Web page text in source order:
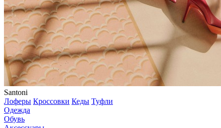
Santoni
Лоферы Кроссовки Кеды Туфли
Одежда
Обувь